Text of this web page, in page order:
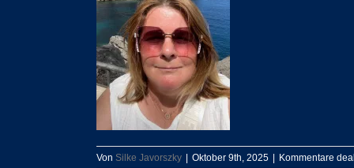
Von Silke Javorszky Oktober 9th, 2025 Kommentare